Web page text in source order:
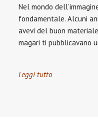
Nel mondo
fondamentale. Alcuni
avevi del buon
magari ti pubblicavano
Leggi tutto